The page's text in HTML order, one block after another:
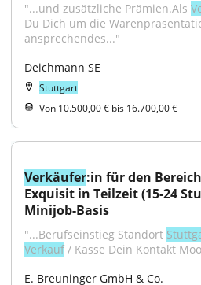
"...und zusätzliche Prämien.Als
Du Dich um die
ansprechendes..."
Deichmann SE
Stuttgart
Von 10.500,00 € bis 16.700,00 €
Verkäufer:in für den
Exquisit in Teilzeit (15-24
Minijob-Basis
"...Berufseinstieg Standort
Verkauf / Kasse Dein Kontakt
E. Breuninger GmbH & Co.